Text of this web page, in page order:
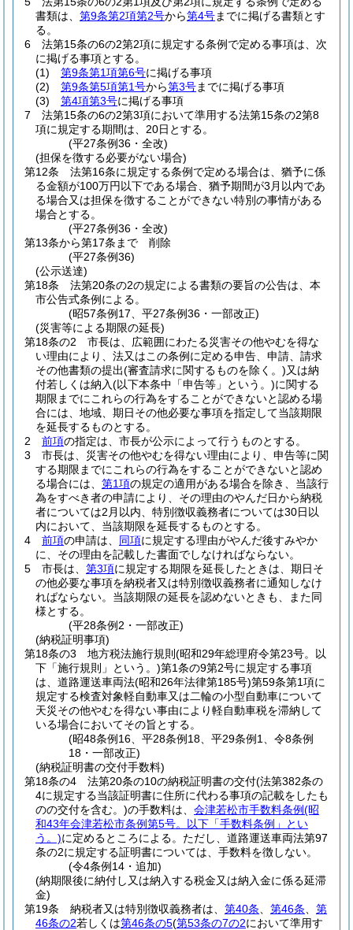
書類は、 第9条第2項第2号から第4号までに掲げる書類とす
る。
6
法第15条の6の2第2項に規定する条例で定める事項は、次
に掲げる事項とする。
(1)
第9条第1項第6号に掲げる事項
(2)
第9条第5項第1号から第3号までに掲げる事項
(3)
第4項第3号に掲げる事項
7
法第15条の6の2第3項において準用する法第15条の2第8
項に規定する期間は、20日とする。
(平27条例36・全改)
(担保を徴する必要がない場合)
第12条
法第16条に規定する条例で定める場合は、猶予に係
る金額が100万円以下である場合、猶予期間が3月以内であ
る場合又は担保を徴することができない特別の事情がある
場合とする。
(平27条例36・全改)
第13条から第17条まで
削除
(平27条例36)
(公示送達)
第18条
法第20条の2の規定による書類の要旨の公告は、本
市公告式条例による。
(昭57条例17、平27条例36・一部改正)
(災害等による期限の延長)
第18条の2
市長は、広範囲にわたる災害その他やむを得な
い理由により、法又はこの条例に定める申告、申請、請求
その他書類の提出(審査請求に関するものを除く。)又は納
付若しくは納入(以下本条中「申告等」という。)に関する
期限までにこれらの行為をすることができないと認める場
合には、地域、期日その他必要な事項を指定して当該期限
を延長するものとする。
2
前項の指定は、市長が公示によって行うものとする。
3
市長は、災害その他やむを得ない理由により、申告等に関
する期限までにこれらの行為をすることができないと認め
る場合には、 第1項の規定の適用がある場合を除き、当該行
為をすべき者の申請により、その理由のやんだ日から納税
者については2月以内、特別徴収義務者については30日以
内において、当該期限を延長するものとする。
4
前項の申請は、 同項に規定する理由がやんだ後すみやか
に、その理由を記載した書面でしなければならない。
5
市長は、 第3項に規定する期限を延長したときは、期日そ
の他必要な事項を納税者又は特別徴収義務者に通知しなけ
ればならない。 当該期限の延長を認めないときも、また同
様とする。
(平28条例2・一部改正)
(納税証明事項)
第18条の3
地方税法施行規則 (昭和29年総理府令第23号。以
下「施行規則」という。)第1条の9第2号に規定する事項
は、道路運送車両法(昭和26年法律第185号)第59条第1項に
規定する検査対象軽自動車又は二輪の小型自動車について
天災その他やむを得ない事由により軽自動車税を滞納して
いる場合においてその旨とする。
(昭48条例16、平28条例18、平29条例1、令8条例
18・一部改正)
(納税証明書の交付手数料)
第18条の4
法第20条の10の納税証明書の交付(法第382条の
4に規定する当該証明書に住所に代わる事項の記載をしたも
のの交付を含む。)の手数料は、 会津若松市手数料条例(昭
和43年会津若松市条例第5号。以下「手数料条例」とい
う。)に定めるところによる。 ただし、道路運送車両法第97
条の2に規定する証明書については、手数料を徴しない。
(令4条例14・追加)
(納期限後に納付し又は納入する税金又は納入金に係る延滞
金)
第19条
納税者又は特別徴収義務者は、 第40条 第46条
第
46条の2若しくは第46条の5(第53条の7の2において準用す